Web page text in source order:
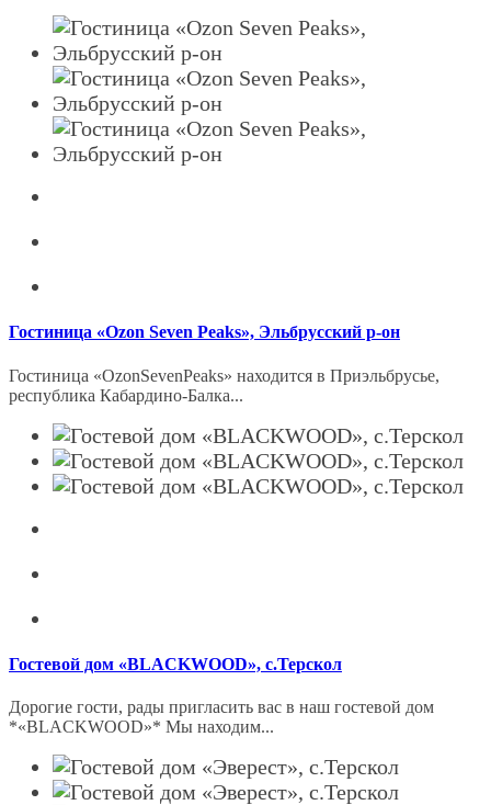
Гостиница «Ozon Seven Peaks», Эльбрусский р-он
Гостиница «OzonSevenPeaks» находится в Приэльбрусье,
республика Кабардино-Балка...
Гостевой дом «BLACKWOOD», с.Терскол
Дорогие гости, рады пригласить вас в наш гостевой дом
*«BLACKWOOD»* Мы находим...